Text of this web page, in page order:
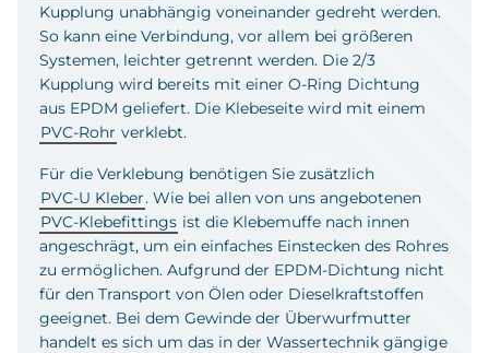
Kupplung unabhängig voneinander gedreht werden.
So kann eine Verbindung, vor allem bei größeren
Systemen, leichter getrennt werden. Die 2/3
Kupplung wird bereits mit einer O-Ring Dichtung
aus EPDM geliefert. Die Klebeseite wird mit einem
PVC-Rohr verklebt.
Für die Verklebung benötigen Sie zusätzlich
PVC-U Kleber. Wie bei allen von uns angebotenen
PVC-Klebefittings ist die Klebemuffe nach innen
angeschrägt, um ein einfaches Einstecken des Rohres
zu ermöglichen. Aufgrund der EPDM-Dichtung nicht
für den Transport von Ölen oder Dieselkraftstoffen
geeignet. Bei dem Gewinde der Überwurfmutter
handelt es sich um das in der Wassertechnik gängige